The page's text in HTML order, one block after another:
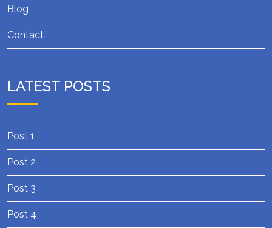
Blog
Contact
LATEST POSTS
Post 1
Post 2
Post 3
Post 4